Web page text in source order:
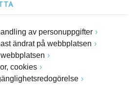
av personuppgifter
ändrat på webbplatsen
cookies